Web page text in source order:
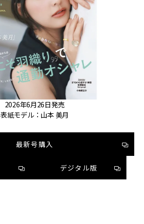
2026年6月26日発売
表紙モデル：山本 美月
最新号購入
デジタル版